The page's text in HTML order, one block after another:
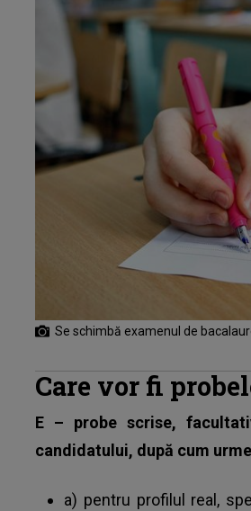
Se schimbă examenul de
Care vor fi
E – probe scrise,
candidatului, după cum
a) pentru profilul real,